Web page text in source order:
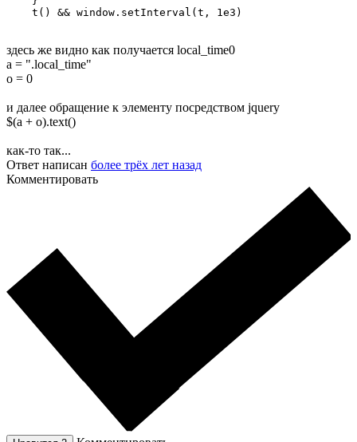
    t() && window.setInterval(t, 1e3)
здесь же видно как получается local_time0
a = ".local_time"
o = 0
и далее обращение к элементу посредством jquery
$(a + o).text()
как-то так...
Ответ написан более трёх лет назад
Комментировать